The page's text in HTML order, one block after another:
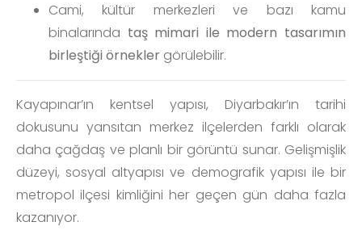
Cami, kültür merkezleri ve bazı kamu
binalarında taş mimari ile modern tasarımın
birleştiği örnekler görülebilir.
Kayapınar’ın kentsel yapısı, Diyarbakır’ın tarihi
dokusunu yansıtan merkez ilçelerden farklı olarak
daha çağdaş ve planlı bir görüntü sunar. Gelişmişlik
düzeyi, sosyal altyapısı ve demografik yapısı ile bir
metropol ilçesi kimliğini her geçen gün daha fazla
kazanıyor.